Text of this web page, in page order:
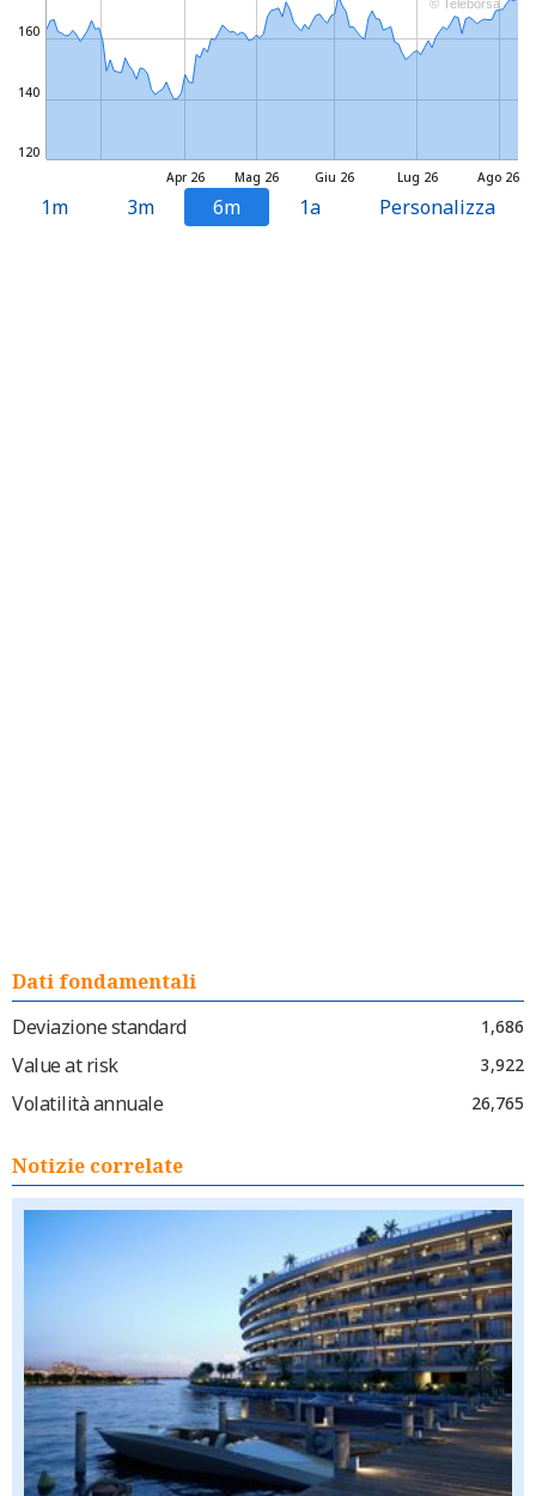
Mag 26 Lug 26
Apr 26 Giu 26 Ago 26
120
140
160
© Teleborsa
1m 3m 6m 1a Personalizza
Dati fondamentali
Deviazione standard
1,686
Value at risk 3,922
Volatilità annuale 26,765
Notizie correlate